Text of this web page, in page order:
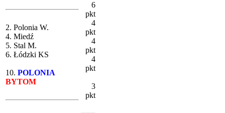
2. Polonia W.
4. Miedź
5. Stal M.
6. Łódzki KS
10. POLONIA
BYTOM
6
pkt
4
pkt
4
pkt
4
pkt
3
pkt